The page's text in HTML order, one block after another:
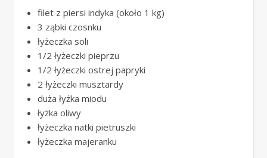
filet z piersi indyka (około 1 kg)
3 ząbki czosnku
łyżeczka soli
1/2 łyżeczki pieprzu
1/2 łyżeczki ostrej papryki
2 łyżeczki musztardy
duża łyżka miodu
łyżka oliwy
łyżeczka natki pietruszki
łyżeczka majeranku